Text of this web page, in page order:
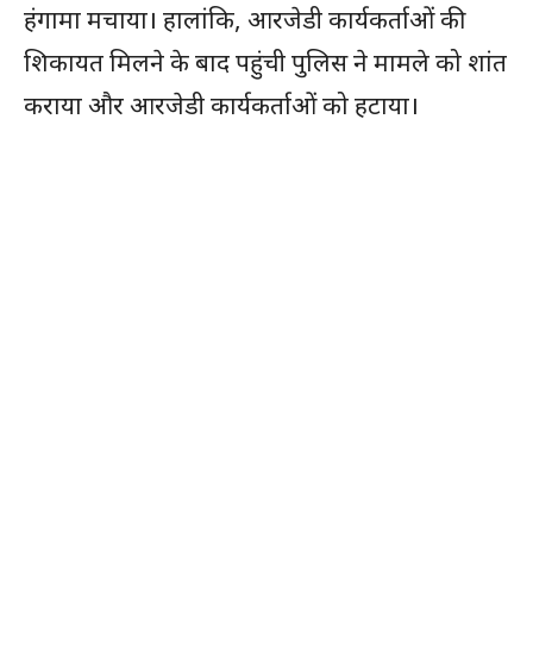
हंगामा मचाया। हालांकि, आरजेडी कार्यकर्ताओं की
शिकायत मिलने के बाद पहुंची पुलिस ने मामले को शांत
कराया और आरजेडी कार्यकर्ताओं को हटाया।